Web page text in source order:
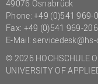
Projekte des
Projektmanagement
(PMO)
Recht
49076 Osnabrück
Phone: +49 (0)541 969-0
Fax: +49 (0)541 969-
E-Mail:
© 2026 HOCHSCHULE
UNIVERSITY OF